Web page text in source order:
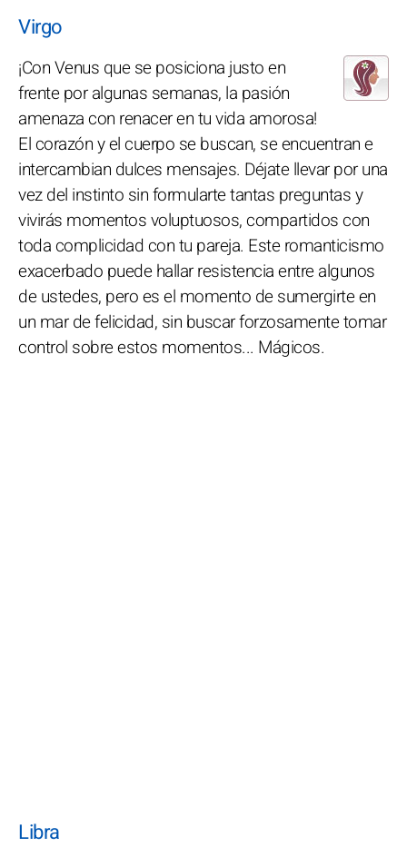
Virgo
¡Con Venus que se posiciona justo en
frente por algunas semanas, la pasión
amenaza con renacer en tu vida amorosa!
El corazón y el cuerpo se buscan, se encuentran e
intercambian dulces mensajes. Déjate llevar por una
vez del instinto sin formularte tantas preguntas y
vivirás momentos voluptuosos, compartidos con
toda complicidad con tu pareja. Este romanticismo
exacerbado puede hallar resistencia entre algunos
de ustedes, pero es el momento de sumergirte en
un mar de felicidad, sin buscar forzosamente tomar
control sobre estos momentos... Mágicos.
Libra